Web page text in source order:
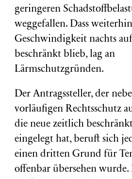
geringeren
weggefallen. Dass
Geschwindigkeit nachts
beschränkt blieb, lag an
Lärmschutzgründen.
Der Antragssteller, der
vorläufigen Rechtsschutz
die neue zeitlich
eingelegt hat, beruft sich
einen dritten Grund für
offenbar übersehen wurde.